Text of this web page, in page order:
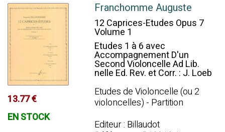
13.77 €
EN STOCK
Franchomme Auguste
12 Caprices-Etudes Opus 7
Volume 1
Etudes 1 à 6 avec
Accompagnement D'un
Second Violoncelle Ad Lib.
nelle Ed. Rev. et Corr. : J. Loeb
Etudes de Violoncelle (ou 2
violoncelles) - Partition
Editeur : Billaudot